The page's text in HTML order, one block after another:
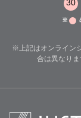
30
※
※上記はオンライン
合は異なり